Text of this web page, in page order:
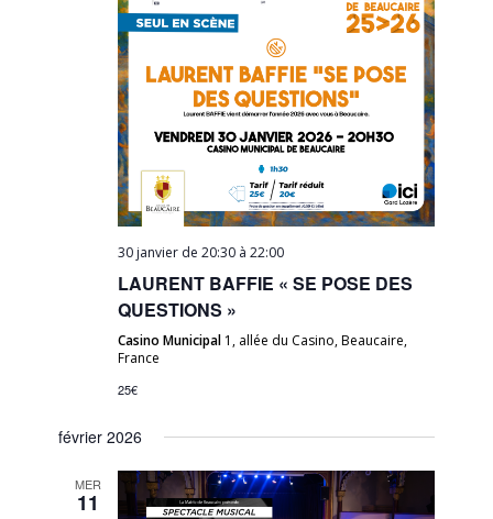
30 janvier de 20:30 à22:00
LAURENT BAFFIE « SE POSE DES
QUESTIONS »
Casino Municipal 1, allée du Casino, Beaucaire,
France
25€
février 2026
MER
11